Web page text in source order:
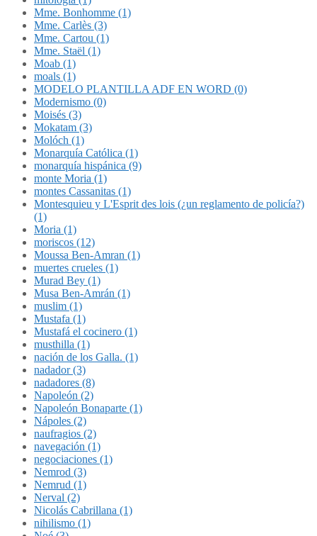
Mme. Bonhomme (1)
Mme. Carlès (3)
Mme. Cartou (1)
Mme. Staël (1)
Moab (1)
moals (1)
MODELO PLANTILLA ADF EN WORD (0)
Modernismo (0)
Moisés (3)
Mokatam (3)
Molóch (1)
Monarquía Católica (1)
monarquía hispánica (9)
monte Moria (1)
montes Cassanitas (1)
Montesquieu y L'Esprit des lois (¿un reglamento de policía?)
(1)
Moria (1)
moriscos (12)
Moussa Ben-Amran (1)
muertes crueles (1)
Murad Bey (1)
Musa Ben-Amrán (1)
muslim (1)
Mustafa (1)
Mustafá el cocinero (1)
musthilla (1)
nación de los Galla. (1)
nadador (3)
nadadores (8)
Napoleón (2)
Napoleón Bonaparte (1)
Nápoles (2)
naufragios (2)
navegación (1)
negociaciones (1)
Nemrod (3)
Nemrud (1)
Nerval (2)
Nicolás Cabrillana (1)
nihilismo (1)